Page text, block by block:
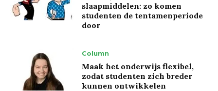
slaapmiddelen: zo komen
studenten de tentamenperiode
door
Column
Maak het onderwijs flexibel,
zodat studenten zich breder
kunnen ontwikkelen